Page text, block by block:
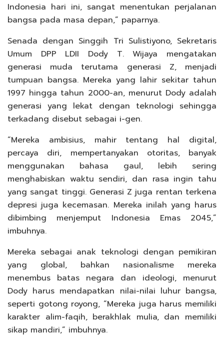
Indonesia hari ini, sangat menentukan perjalanan
bangsa pada masa depan,” paparnya.
Senada dengan Singgih Tri Sulistiyono, Sekretaris
Umum DPP LDII Dody T. Wijaya mengatakan
generasi muda terutama generasi Z, menjadi
tumpuan bangsa. Mereka yang lahir sekitar tahun
1997 hingga tahun 2000-an, menurut Dody adalah
generasi yang lekat dengan teknologi sehingga
terkadang disebut sebagai i-gen.
“Mereka ambisius, mahir tentang hal digital,
percaya diri, mempertanyakan otoritas, banyak
menggunakan bahasa gaul, lebih sering
menghabiskan waktu sendiri, dan rasa ingin tahu
yang sangat tinggi. Generasi Z juga rentan terkena
depresi juga kecemasan. Mereka inilah yang harus
dibimbing menjemput Indonesia Emas 2045,”
imbuhnya.
Mereka sebagai anak teknologi dengan pemikiran
yang global, bahkan nasionalisme mereka
menembus batas negara dan ideologi, menurut
Dody harus mendapatkan nilai-nilai luhur bangsa,
seperti gotong royong, “Mereka juga harus memiliki
karakter alim-faqih, berakhlak mulia, dan memiliki
sikap mandiri,” imbuhnya.